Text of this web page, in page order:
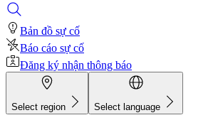
Bản đồ sự cố
Báo cáo sự cố
Đăng ký nhận thông báo
Select region Select language